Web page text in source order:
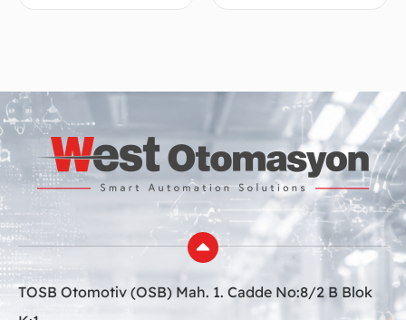
TOSB Otomotiv (OSB) Mah. 1. Cadde No:8/2 B Blok